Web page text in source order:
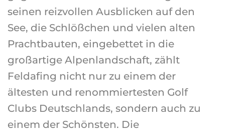
seinen reizvollen Ausblicken auf den
See, die Schlößchen und vielen alten
Prachtbauten, eingebettet in die
großartige Alpenlandschaft, zählt
Feldafing nicht nur zu einem der
ältesten und renommiertesten Golf
Clubs Deutschlands, sondern auch zu
einem der Schönsten. Die